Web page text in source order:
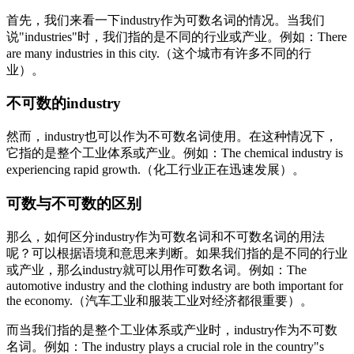
首先，我们来看一下industry作为可数名词的情况。当我们
说"industries"时，我们指的是不同的行业或产业。例如：There
are many industries in this city.（这个城市有许多不同的行
业）。
不可数的industry
然而，industry也可以作为不可数名词使用。在这种情况下，
它指的是整个工业体系或产业。例如：The chemical industry is
experiencing rapid growth.（化工行业正在迅速发展）。
可数与不可数的区别
那么，如何区分industry作为可数名词和不可数名词的用法
呢？可以根据语境和意思来判断。如果我们指的是不同的行业
或产业，那么industry就可以用作可数名词。例如：The
automotive industry and the clothing industry are both important for
the economy.（汽车工业和服装工业对经济都很重要）。
而当我们指的是整个工业体系或产业时，industry作为不可数
名词。例如：The industry plays a crucial role in the country"s